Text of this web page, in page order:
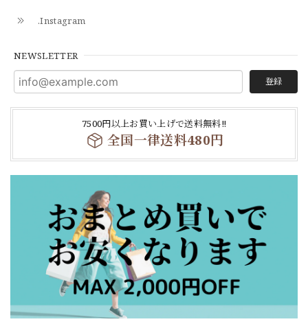
.Instagram
NEWSLETTER
登録
7500円以上お買い上げで送料無料‼
全国一律送料480円